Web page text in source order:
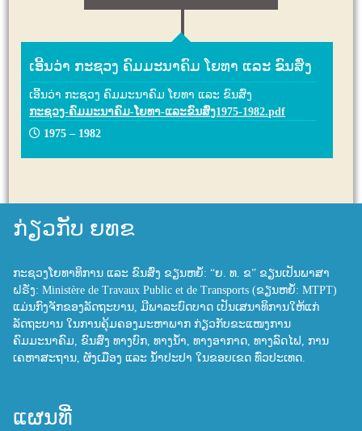
ເອີ້ນວ່າ ກະຊວງ​ ຄົມມະນາຄົມ ​ໂຍທາ ​ແລະ ​ຂົນ​ສົ່ງ
ເອີ້ນວ່າ ກະຊວງ​ ຄົມມະນາຄົມ ​ໂຍທາ ​ແລະ ​ຂົນ​ສົ່ງ
ກະຊວງ-ຄົມມະນາຄົມ-ໂຍທາ-ແລະຂົນສົ່ງ1975-1982.pdf
1975 – 1982
ກ່ຽວກັບ ຍທຂ
ກະຊວງໂຍທາທິການ ແລະ ຂົນສົ່ງ ຂຽນຫຍໍ້: “ຍ. ທ. ຂ” ຂຽນເປັນພາສາ
ຝຣັ່ງ: Ministère de Travaux Public et de Transports (ຂຽນຫຍໍ້: MTPT)
ແມ່ນກົງຈັກຂອງລັດຖະບານ, ມີພາລະບົດບາດ ເປັນເສນາທິການໃຫ້ແກ່
ລັດຖະບານ ໃນການຄຸ້ມຄອງມະຫາພາກ ກ່ຽວກັບຂະແໜງການ
ຄົມມະນາຄົມ, ຂົນສົ່ງ ທາງບົກ, ທາງນ້ຳ, ທາງອາກາດ, ທາງລົດໄຟ, ການ
ເຄຫາສະຖານ, ຜັງເມືອງ ແລະ ນ້ຳປະປາ ໃນຂອບເຂດ ທົ່ວປະເທດ.
ແຜນທີ່